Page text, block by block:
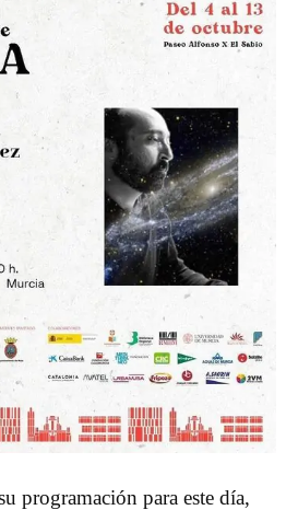
programación para este día,